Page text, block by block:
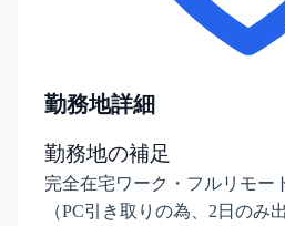
勤務地詳細
勤務地の補足
完全在宅ワーク・フルリモー
（PC引き取りの為、2日の